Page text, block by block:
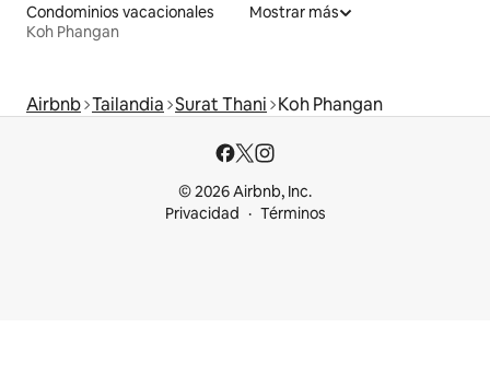
Condominios vacacionales
Koh Phangan
Mostrar más
Airbnb Tailandia Surat Thani Koh Phangan
© 2026 Airbnb, Inc.
Privacidad
Términos